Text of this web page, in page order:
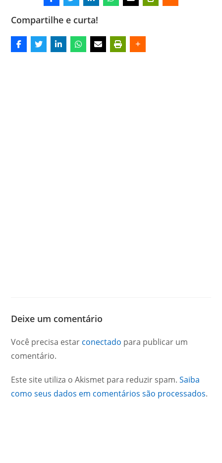
Compartilhe e curta!
Deixe um comentário
Você precisa estar conectado para publicar um
comentário.
Este site utiliza o Akismet para reduzir spam.Saiba
como seus dados em comentários são processados.